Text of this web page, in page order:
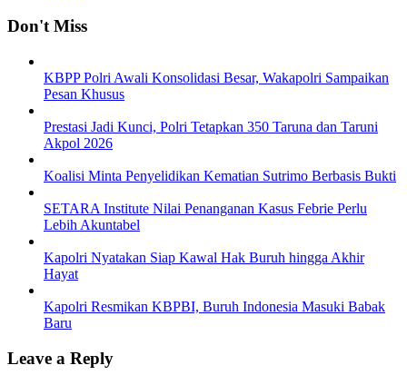
Don't Miss
KBPP Polri Awali Konsolidasi Besar, Wakapolri Sampaikan
Pesan Khusus
Prestasi Jadi Kunci, Polri Tetapkan 350 Taruna dan Taruni
Akpol 2026
Koalisi Minta Penyelidikan Kematian Sutrimo Berbasis Bukti
SETARA Institute Nilai Penanganan Kasus Febrie Perlu
Lebih Akuntabel
Kapolri Nyatakan Siap Kawal Hak Buruh hingga Akhir
Hayat
Kapolri Resmikan KBPBI, Buruh Indonesia Masuki Babak
Baru
Leave a Reply